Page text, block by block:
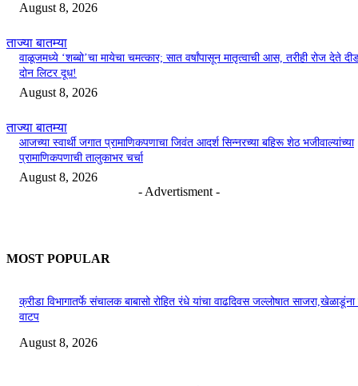
August 8, 2026
ताज्या बातम्या
वाळूजमध्ये ‘शब्बो’चा मायेचा चमत्कार; सात वर्षांपासून मातृत्वाची आस, तरीही रोज देते
दोन लिटर दूध!
August 8, 2026
ताज्या बातम्या
आजच्या स्वार्थी जगात प्रामाणिकपणाचा जिवंत आदर्श सिन्नरच्या बहिरू शेठ भजीवाल्यांच्या
प्रामाणिकपणाची तालुकाभर चर्चा
August 8, 2026
- Advertisment -
MOST POPULAR
क्रीडा विभागातर्फे संचालक बाबासो रोहित रंधे यांचा वाढदिवस जल्लोषात
वाटप
August 8, 2026